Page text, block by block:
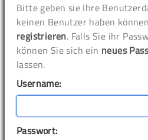
Bitte geben sie Ihre
keinen Benutzer haben
registrieren. Falls Sie ihr
können Sie sich ein neues
lassen.
Username:
Passwort: